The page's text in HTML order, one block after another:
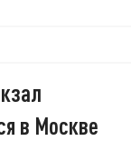
в Москве